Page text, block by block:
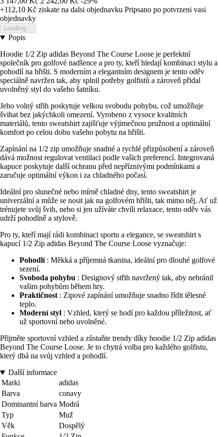
+112,10 Kč ziskate na dalsi objednavku Pripsano po potvrzeni vasi
objednavky
Loading...
Popis
Hoodie 1/2 Zip adidas Beyond The Course Loose je perfektní
společník pro golfové nadšence a pro ty, kteří hledají kombinaci stylu a
pohodlí na hřišti. S moderním a elegantním designem je tento oděv
speciálně navržen tak, aby splnil potřeby golfistů a zároveň přidal
uvolněný styl do vašeho šatníku.
Jeho volný střih poskytuje velkou svobodu pohybu, což umožňuje
švihat bez jakýchkoli omezení. Vyrobeno z vysoce kvalitních
materiálů, tento sweatshirt zajišťuje výjimečnou pružnost a optimální
komfort po celou dobu vašeho pobytu na hřišti.
Zapínání na 1/2 zip umožňuje snadné a rychlé přizpůsobení a zároveň
dává možnost regulovat ventilaci podle vašich preferencí. Integrovaná
kapuce poskytuje další ochranu před nepříznivými podmínkami a
zaručuje optimální výkon i za chladného počasí.
Ideální pro slunečné nebo mírně chladné dny, tento sweatshirt je
univerzální a může se nosit jak na golfovém hřišti, tak mimo něj. Ať už
trénujete svůj švih, nebo si jen užíváte chvíli relaxace, tento oděv vás
udrží pohodlně a stylově.
Pro ty, kteří mají rádi kombinaci sportu a elegance, se sweatshirt s
kapucí 1/2 Zip adidas Beyond The Course Loose vyznačuje:
Pohodlí: Měkká a příjemná tkanina, ideální pro dlouhé golfové
sezení.
Svoboda pohybu : Designový střih navržený tak, aby nebránil
vašim pohybům během hry.
Praktičnost: Zipové zapínání umožňuje snadno řídit tělesné
teplo.
Moderní styl : Vzhled, který se hodí pro každou příležitost, ať
už sportovní nebo uvolněné.
Přijměte sportovní vzhled a zůstaňte trendy díky hoodie 1/2 Zip adidas
Beyond The Course Loose. Je to chytrá volba pro každého golfistu,
který dbá na svůj vzhled a pohodlí.
Další informace
Marki
adidas
Barva
conavy
Dominantní barva Modrá
Typ
Muž
Věk
Dospělý